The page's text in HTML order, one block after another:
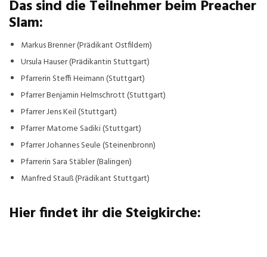
Das sind die Teilnehmer beim Preacher
Slam:
Markus Brenner (Prädikant Ostfildern)
Ursula Hauser (Prädikantin Stuttgart)
Pfarrerin Steffi Heimann (Stuttgart)
Pfarrer Benjamin Helmschrott (Stuttgart)
Pfarrer Jens Keil (Stuttgart)
Pfarrer Matome Sadiki (Stuttgart)
Pfarrer Johannes Seule (Steinenbronn)
Pfarrerin Sara Stäbler (Balingen)
Manfred Stauß (Prädikant Stuttgart)
Hier findet ihr die Steigkirche: